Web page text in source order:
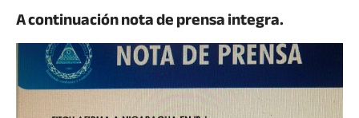
A continuación nota de prensa integra.